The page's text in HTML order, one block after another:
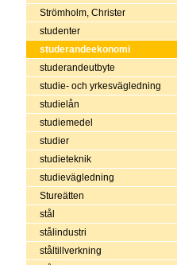
Strömholm, Christer
studenter
studerandeekonomi
studerandeutbyte
studie- och yrkesvägledning
studielån
studiemedel
studier
studieteknik
studievägledning
Stureätten
stål
stålindustri
ståltillverkning